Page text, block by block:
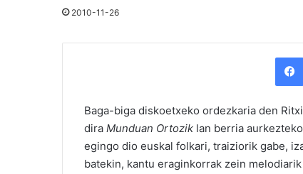
2010-11-26
Baga-biga diskoetxeko ordezkaria den
dira Munduan Ortozik lan berria
egingo dio euskal folkari, traiziorik gabe,
batekin, kantu eraginkorrak zein